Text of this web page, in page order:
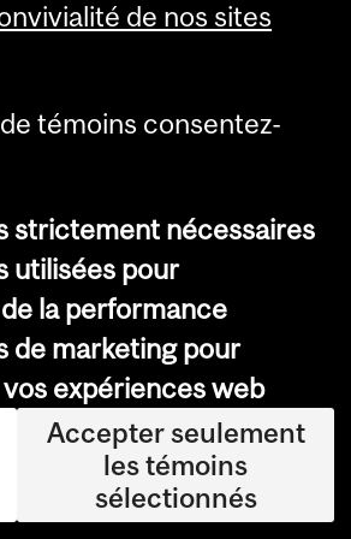
de nos sites
témoins consentez-
strictement nécessaires
utilisées pour
la performance
de marketing pour
expériences web
Accepter seulement
les témoins
sélectionnés